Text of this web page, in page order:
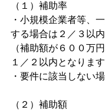
（１）補助率
・小規模企業者等、
する場合は２／３以内
（補助額が６００万
１／２以内となります
・要件に該当しない
（２）補助額